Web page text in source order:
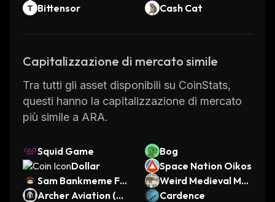
Bittensor
Cash Cat
Capitalizzazione di mercato simile
Tra tutti gli asset disponibili su CoinStats,
questi hanno la capitalizzazione di mercato
più simile a ARA.
Squid Game
Bog
Dollar
Space Nation Oikos
Sam Bankmeme Fri
ed
Weird Medieval Me
mes
Archer Aviation (On
Cardence